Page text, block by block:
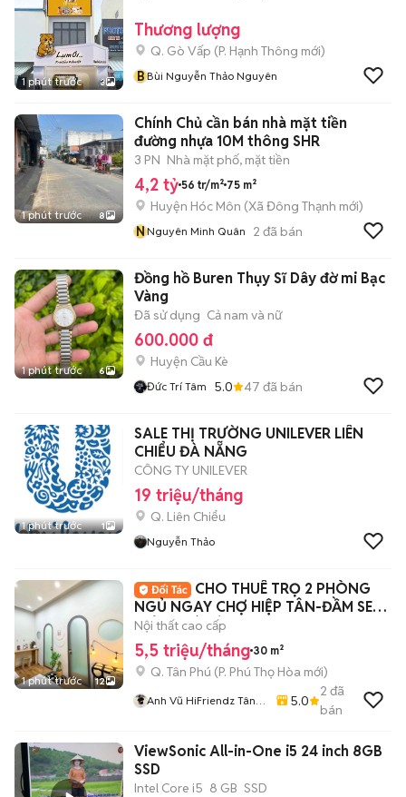
1 phút trước 3
Thương lượng
Q. Gò Vấp (P. Hạnh Thông mới)
BBùi Nguyễn Thảo Nguyên
1 phút trước 8
Chính Chủ cần bán nhà mặt tiền
đường nhựa 10M thông SHR
3 PN Nhà mặt phố, mặt tiền
4,2 tỷ 56 tr/m² 75 m²
Huyện Hóc Môn (Xã Đông Thạnh mới)
NNguyên Minh Quân 2 đã bán
1 phút trước 6
Đồng hồ Buren Thụy Sĩ Dây đờ mi Bạc
Vàng
Đã sử dụng Cả nam và nữ
600.000 đ
Huyện Cầu Kè
Đức Trí Tâm 5.0 47 đã bán
1 phút trước 1
SALE THỊ TRƯỜNG UNILEVER LIÊN
CHIỂU ĐÀ NẴNG
CÔNG TY UNILEVER
19 triệu/tháng
Q. Liên Chiểu
Nguyễn Thảo
1 phút trước 12
CHO THUÊ TRỌ 2 PHÒNG
NGỦ NGAY CHỢ HIỆP TÂN-ĐẦM SEN-
GIẢM GIÁ CÒN 5tr5
Nội thất cao cấp
5,5 triệu/tháng 30 m²
Q. Tân Phú (P. Phú Thọ Hòa mới)
Anh Vũ HiFriendz Tân
5.0
2 đã
bán
ViewSonic All-in-One i5 24 inch 8GB
SSD
Intel Core i5 8 GB SSD